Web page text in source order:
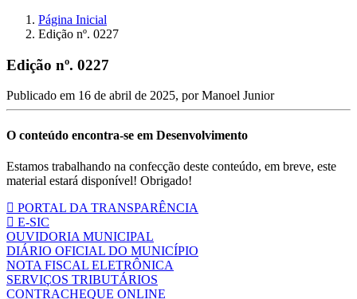
Página Inicial
Edição nº. 0227
Edição nº. 0227
Publicado em 16 de abril de 2025, porManoel Junior
O conteúdo encontra-se em Desenvolvimento
Estamos trabalhando na confecção deste conteúdo, em breve, este
material estará disponível! Obrigado!
PORTAL DA TRANSPARÊNCIA
E-SIC
OUVIDORIA MUNICIPAL
DIÁRIO OFICIAL DO MUNICÍPIO
NOTA FISCAL ELETRÔNICA
SERVIÇOS TRIBUTÁRIOS
CONTRACHEQUE ONLINE